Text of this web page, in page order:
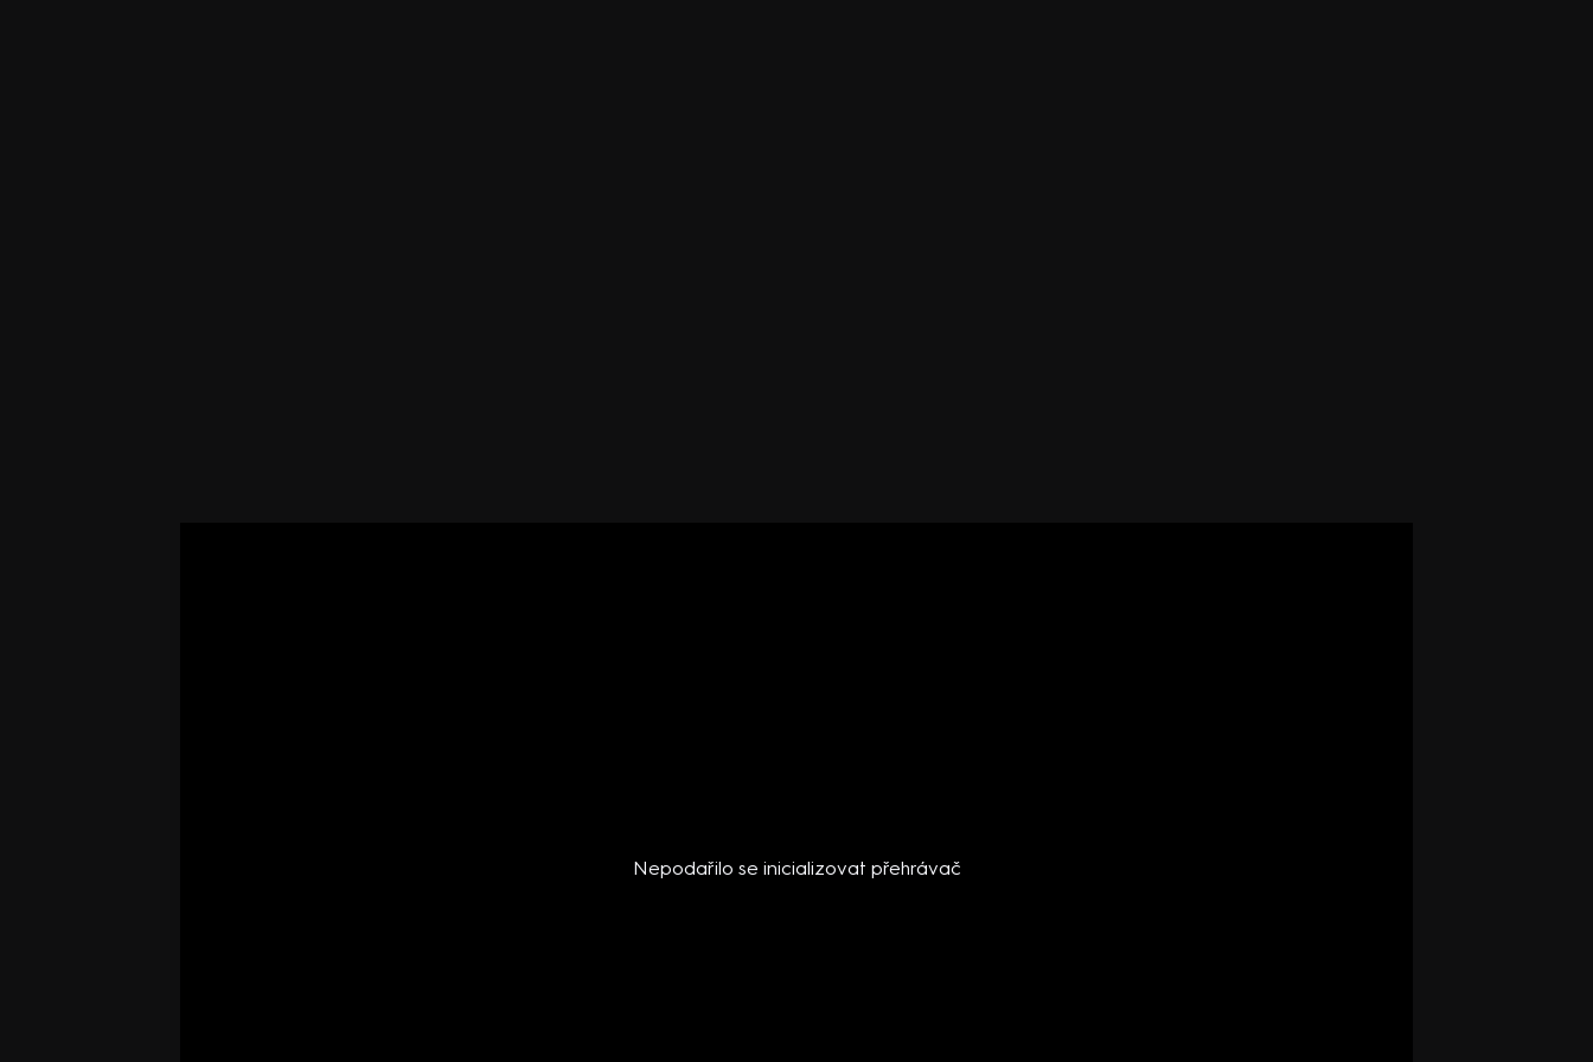
Nepodařilo se inicializovat přehrávač